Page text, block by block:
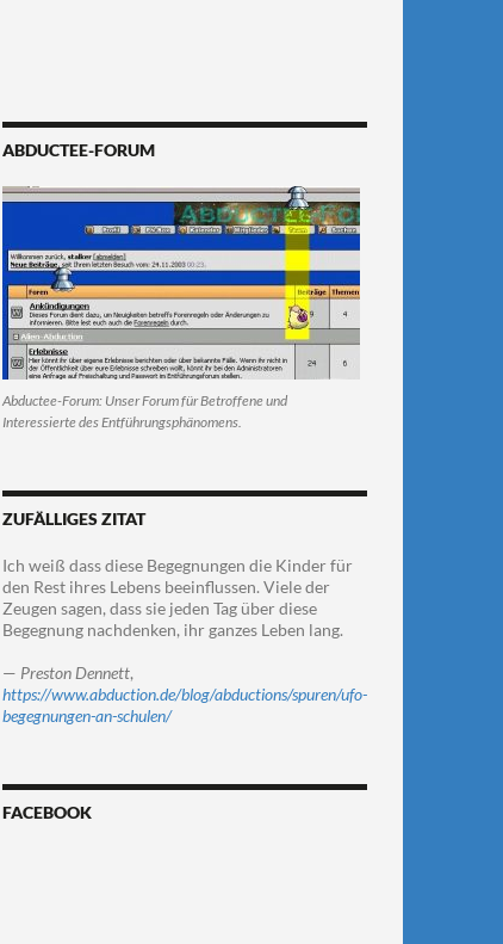
ABDUCTEE-FORUM
Abductee-Forum: Unser Forum für Betroffene und
Interessierte des Entführungsphänomens.
ZUFÄLLIGES ZITAT
Ich weiß dass diese Begegnungen die Kinder für
den Rest ihres Lebens beeinflussen. Viele der
Zeugen sagen, dass sie jeden Tag über diese
Begegnung nachdenken, ihr ganzes Leben lang.
— Preston Dennett,
https://www.abduction.de/blog/abductions/spuren/ufo-
begegnungen-an-schulen/
FACEBOOK